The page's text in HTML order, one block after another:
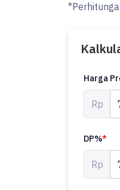
Harga
Rp
DP%*
Rp